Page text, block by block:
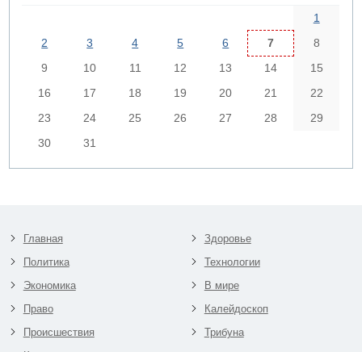
1
2
3 4 5 6 7
8
9
10 11 12 13 14
15
16
17 18 19 20 21
22
23
24 25 26 27 28
29
30
31
Главная
Политика
Экономика
Право
Происшествия
Здоровье
Технологии
В мире
Калейдоскоп
Трибуна